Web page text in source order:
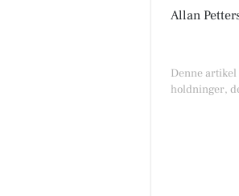
Allan
Denne
holdninger,